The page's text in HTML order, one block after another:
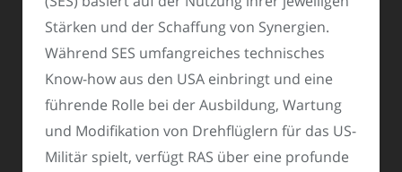
Stärken und der Schaffung von Synergien.
Während SES umfangreiches technisches
Know-how aus den USA einbringt und eine
führende Rolle bei der Ausbildung, Wartung
und Modifikation von Drehflüglern für das US-
Militär spielt, verfügt RAS über eine profunde